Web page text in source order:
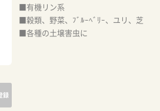
録
■有機リン系
■穀類、野菜、ﾌﾞﾙｰﾍﾞﾘｰ、ユリ、芝
■各種の土壌害虫に